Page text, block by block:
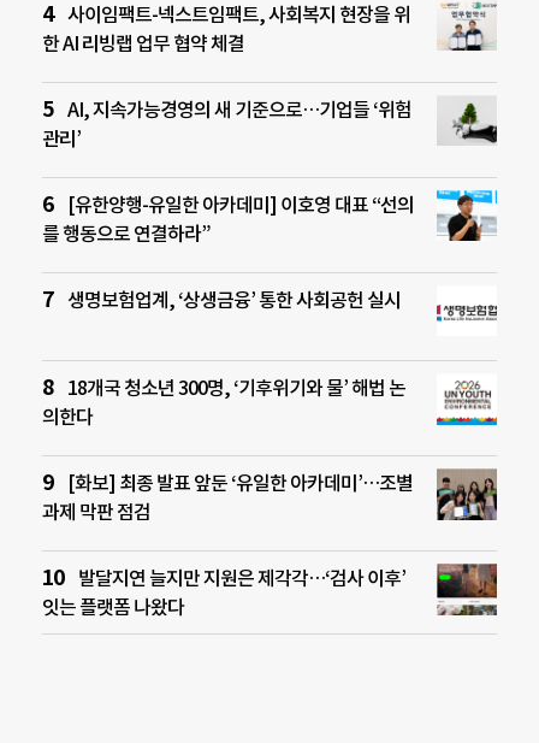
사이임팩트-넥스트임팩트, 사회복지 현장을 위
한 AI 리빙랩 업무 협약 체결
AI, 지속가능경영의 새 기준으로…기업들 ‘위험
관리’
[유한양행-유일한 아카데미] 이호영 대표 “선의
를 행동으로 연결하라”
생명보험업계, ‘상생금융’ 통한 사회공헌 실시
18개국 청소년 300명, ‘기후위기와 물’ 해법 논
의한다
[화보] 최종 발표 앞둔 ‘유일한 아카데미’…조별
과제 막판 점검
발달지연 늘지만 지원은 제각각…‘검사 이후’
잇는 플랫폼 나왔다